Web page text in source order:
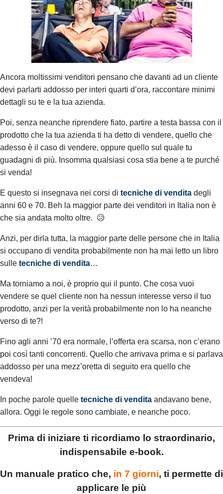
Ancora moltissimi venditori pensano che davanti ad un cliente
devi parlarti addosso per interi quarti d’ora, raccontare minimi
dettagli su te e la tua azienda.
Poi, senza neanche riprendere fiato, partire a testa bassa con il
prodotto che la tua azienda ti ha detto di vendere, quello che
adesso è il caso di vendere, oppure quello sul quale tu
guadagni di più. Insomma qualsiasi cosa stia bene a te purché
si venda!
E questo si insegnava nei corsi di tecniche di vendita degli
anni 60 e 70. Beh la maggior parte dei venditori in Italia non è
che sia andata molto oltre. 😥
Anzi, per dirla tutta, la maggior parte delle persone che in Italia
si occupano di vendita probabilmente non ha mai letto un libro
sulle tecniche di vendita…
Ma torniamo a noi, è proprio qui il punto. Che cosa vuoi
vendere se quel cliente non ha nessun interesse verso il tuo
prodotto, anzi per la verità probabilmente non lo ha neanche
verso di te?!
Fino agli anni ’70 era normale, l’offerta era scarsa, non c’erano
poi così tanti concorrenti. Quello che arrivava prima e si parlava
addosso per una mezz’oretta di seguito era quello che
vendeva!
In poche parole quelle tecniche di vendita andavano bene,
allora. Oggi le regole sono cambiate, e neanche poco.
Prima di iniziare ti ricordiamo lo straordinario,
indispensabile e-book.
Un manuale pratico che, in 7 giorni, ti permette di
applicare le più